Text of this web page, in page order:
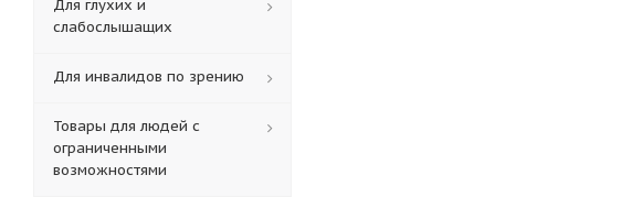
Для глухих и
слабослышащих
Для инвалидов по зрению
Товары для людей с
ограниченными
возможностями